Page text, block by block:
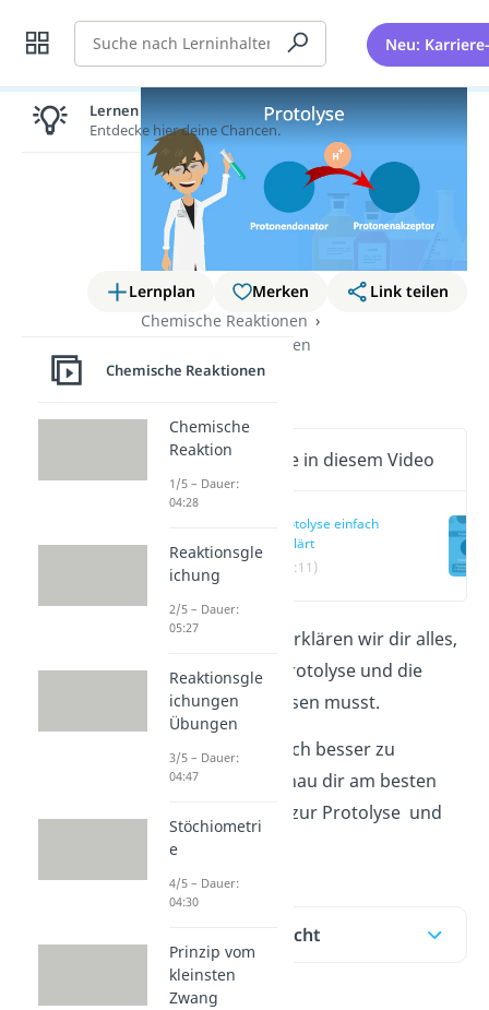
Suche Neu:
Lernplan Merken
Link teilen
Chemische Reaktionen
Säure-Base-Reaktionen
Protolyse
Wichtige Inhalte in diesem Video
Protolyse einfach
erklärt
(00:11)
In diesem Artikel erklären wir dir alles,
was du über die Protolyse und die
Autoprotolyse wissen musst.
Um das Thema noch besser zu
verinnerlichen, schau dir am besten
zur Protolyse und
Autoprotolyse an.
Inhaltsübersicht
Lernen lohnt sich!
Entdecke hier deine Chancen.
Chemische Reaktionen
Chemische
Reaktion
1/5 – Dauer:
04:28
Reaktionsgle
ichung
2/5 – Dauer:
05:27
Reaktionsgle
ichungen
Übungen
3/5 – Dauer:
04:47
Stöchiometri
e
4/5 – Dauer:
04:30
Prinzip vom
kleinsten
Zwang